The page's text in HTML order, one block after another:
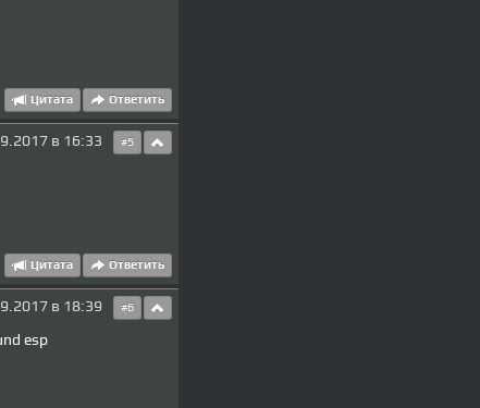
Ответить
Цитата
в 16:33 #5
Ответить
Цитата
в 18:39 #6
esp